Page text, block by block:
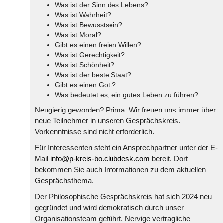
Was ist der Sinn des Lebens?
Was ist Wahrheit?
Was ist Bewusstsein?
Was ist Moral?
Gibt es einen freien Willen?
Was ist Gerechtigkeit?
Was ist Schönheit?
Was ist der beste Staat?
Gibt es einen Gott?
Was bedeutet es, ein gutes Leben zu führen?
Neugierig geworden? Prima. Wir freuen uns immer über
neue Teilnehmer in unseren Gesprächskreis.
Vorkenntnisse sind nicht erforderlich.
Für Interessenten steht ein Ansprechpartner unter der E-
Mail info@p-kreis-bo.clubdesk.com bereit. Dort
bekommen Sie auch Informationen zu dem aktuellen
Gesprächsthema.
Der Philosophische Gesprächskreis hat sich 2024 neu
gegründet und wird demokratisch durch unser
Organisationsteam geführt. Nervige vertragliche